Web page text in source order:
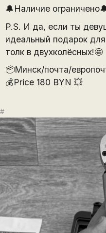
🔔Наличие
P.S. И да, если ты
идеальный подарок
толк в двухколёсных!🤩
📦Минск/почта/
💰Price 180 BYN 💥
#